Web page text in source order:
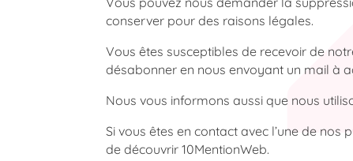
conserver pour des raisons légales.
Vous êtes susceptibles de recevoir de
désabonner en nous envoyant un mail à
Nous vous informons aussi que nous
Si vous êtes en contact avec l’une de
de découvrir 10MentionWeb.